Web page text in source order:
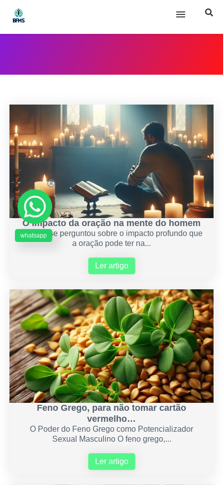
Sobre nós
Posts
O impacto da oração na mente do homem
Você já se perguntou sobre o impacto profundo que
a oração pode ter na...
Ler artigo
Feno Grego, para não tomar cartão
vermelho…
O Poder do Feno Grego como Potencializador
Sexual Masculino O feno grego,...
Ler artigo
whatsapp